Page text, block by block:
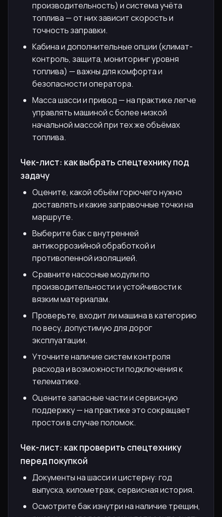
производительность) и система учёта
топлива — от них зависит скорость и
точность заправки.
Кабина и дополнительные опции (климат-
контроль, защита, мониторинг уровня
топлива) — важны для комфорта и
безопасности оператора.
Масса шасси и привод — на практике легче
управлять машиной с более низкой
начальной массой при тех же объёмах
топлива.
Чек-лист: как выбрать спецтехнику под
задачу
Оцените, какой объём горючего нужно
доставлять и какие заправочные точки на
маршруте.
Выберите бак с внутренней
антикоррозийной обработкой и
противопенной изоляцией.
Сравните насосные модули по
производительности и устойчивости к
вязким материалам.
Проверьте, входит ли машина в категорию
по весу, допустимую для дорог
эксплуатации.
Уточните наличие систем контроля
расхода и возможности подключения к
телематике.
Оцените запасные части и сервисную
поддержку — на практике это сокращает
простои в случае поломок.
Чек-лист: как проверить спецтехнику
перед покупкой
Документы на шасси и цистерну: год
выпуска, километраж, сервисная история.
Осмотрите бак изнутри на наличие трещин,